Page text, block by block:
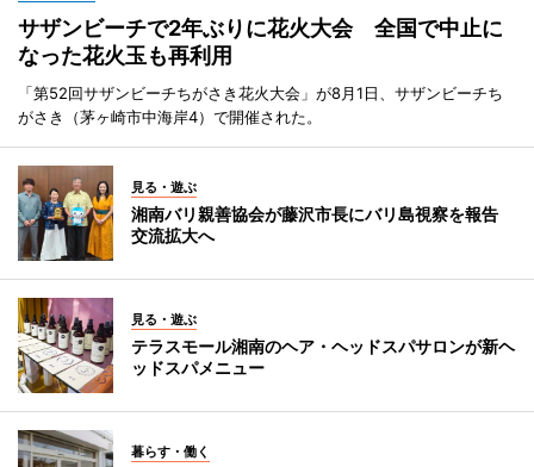
サザンビーチで2年ぶりに花火大会 全国で中止に
なった花火玉も再利用
「第52回サザンビーチちがさき花火大会」が8月1日、サザンビーチち
がさき（茅ヶ崎市中海岸4）で開催された。
見る・遊ぶ
湘南バリ親善協会が藤沢市長にバリ島視察を報告
交流拡大へ
見る・遊ぶ
テラスモール湘南のヘア・ヘッドスパサロンが新ヘ
ッドスパメニュー
暮らす・働く